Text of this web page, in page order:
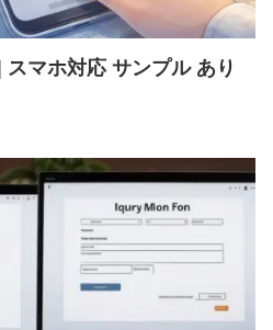
マホ対応 サンプル あり